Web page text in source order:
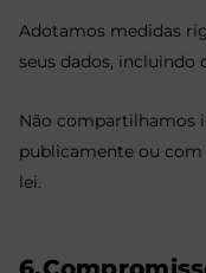
Adotamos medidas
seus dados, incluindo
Não compartilhamos
publicamente ou
lei.